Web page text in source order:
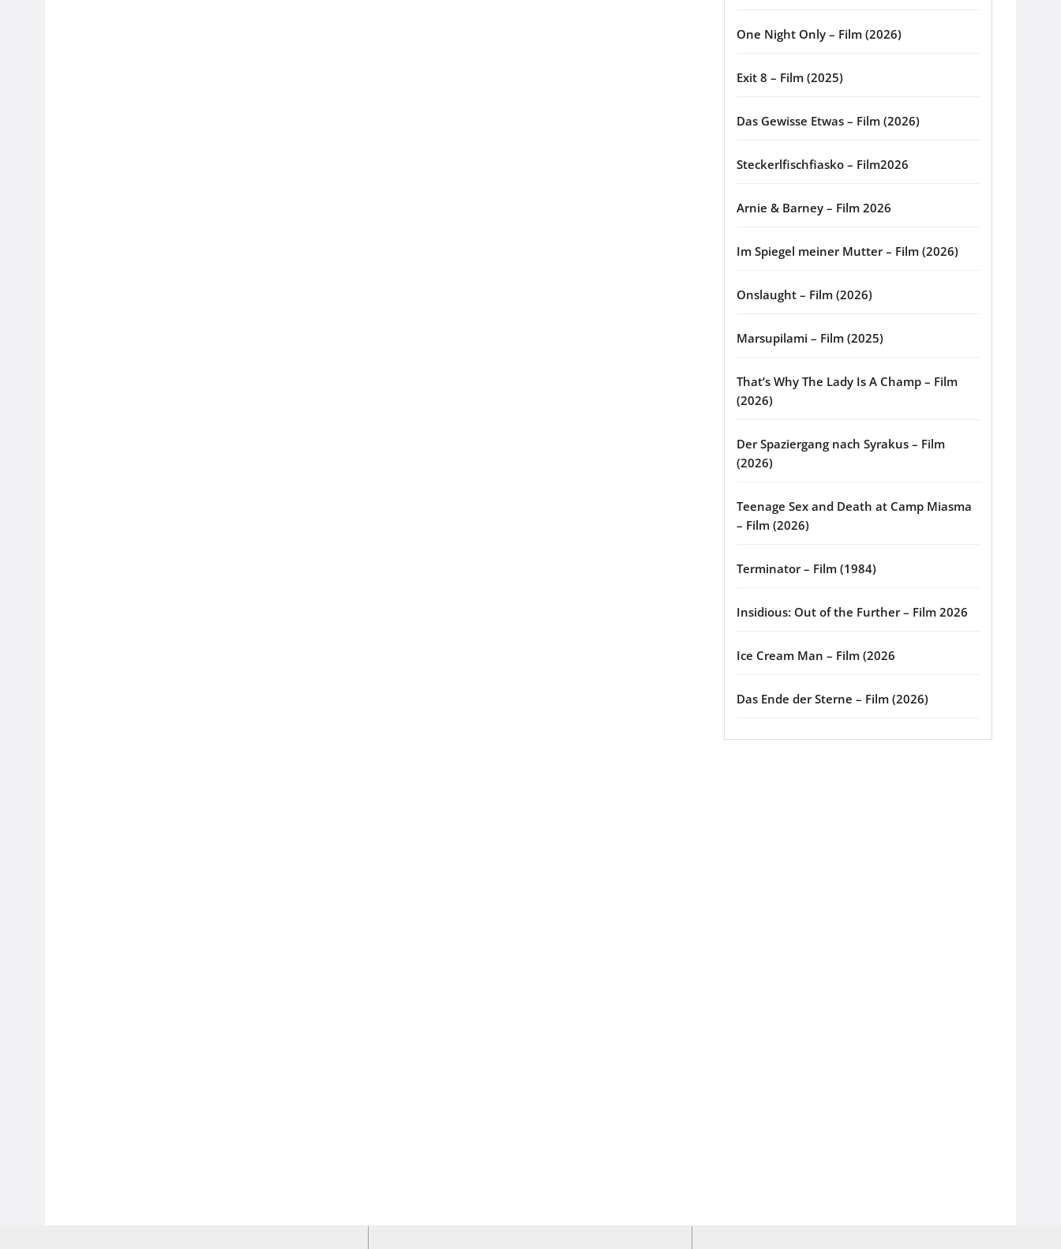
One Night Only – Film (2026)
Exit 8 – Film (2025)
Das Gewisse Etwas – Film (2026)
Steckerlfischfiasko – Film2026
Arnie & Barney – Film 2026
Im Spiegel meiner Mutter – Film (2026)
Onslaught – Film (2026)
Marsupilami – Film (2025)
That’s Why The Lady Is A Champ – Film
(2026)
Der Spaziergang nach Syrakus – Film
(2026)
Teenage Sex and Death at Camp Miasma
– Film (2026)
Terminator – Film (1984)
Insidious: Out of the Further – Film 2026
Ice Cream Man – Film (2026
Das Ende der Sterne – Film (2026)